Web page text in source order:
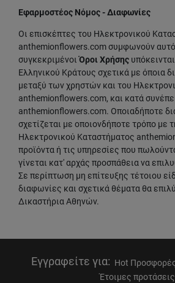
Εφαρμοστέος Νόμος - Διαφωνίες
Οι επισκέπτες του Ηλεκτρονικού
anthemionflowers.com συμφωνούν
συγκεκριμένοιΌροι Χρήσης
Ελληνικού Κράτους σχετικά με όποια
μεταξύ των χρηστών και του
anthemionflowers.com, και κατά
anthemionflowers.com. Οποιαδήποτε
σχετίζεται με οποιονδήποτε τρόπο με
Ηλεκτρονικού Καταστήματος
προϊόντα ή τις υπηρεσίες που
γίνεται κατ' αρχάς προσπάθεια να
Σε περίπτωση μη επίτευξης τέτοιου
διαφωνίες και σχετικά θέματα θα
Δικαστήρια Αθηνών.
Εγγραφείτε για: Hot
Έτοιμες προτάσεις